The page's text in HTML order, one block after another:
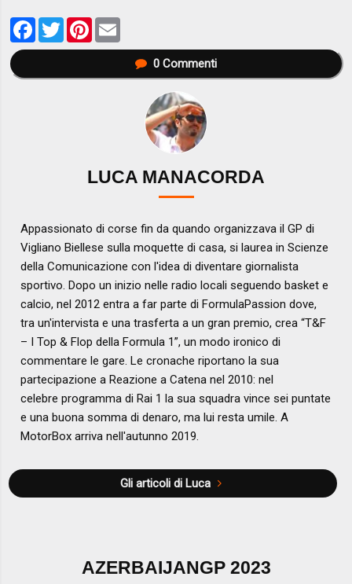
Facebook
TwitterPinterest
0Commenti
LUCA MANACORDA
Appassionato di corse fin da quando organizzava il GP di
Vigliano Biellese sulla moquette di casa, si laurea in Scienze
della Comunicazione con l'idea di diventare giornalista
sportivo. Dopo un inizio nelle radio locali seguendo basket e
calcio, nel 2012 entra a far parte di FormulaPassion dove,
tra un'intervista e una trasferta a un gran premio, crea “T&F
– I Top & Flop della Formula 1”, un modo ironico di
commentare le gare. Le cronache riportano la sua
partecipazione a Reazione a Catena nel 2010: nel
celebre programma di Rai 1 la sua squadra vince sei puntate
e una buona somma di denaro, ma lui resta umile. A
MotorBox arriva nell'autunno 2019.
Gli articoli di Luca
AZERBAIJANGP 2023